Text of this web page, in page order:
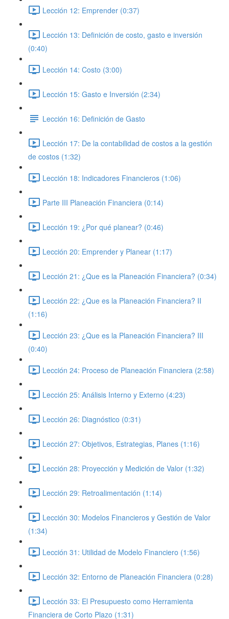
Lección 12: Emprender (0:37)
Lección 13: Definición de costo, gasto e inversión
(0:40)
Lección 14: Costo (3:00)
Lección 15: Gasto e Inversión (2:34)
Lección 16: Definición de Gasto
Lección 17: De la contabilidad de costos a la gestión
de costos (1:32)
Lección 18: Indicadores Financieros (1:06)
Parte III Planeación Financiera (0:14)
Lección 19: ¿Por qué planear? (0:46)
Lección 20: Emprender y Planear (1:17)
Lección 21: ¿Que es la Planeación Financiera? (0:34)
Lección 22: ¿Que es la Planeación Financiera? II
(1:16)
Lección 23: ¿Que es la Planeación Financiera? III
(0:40)
Lección 24: Proceso de Planeación Financiera (2:58)
Lección 25: Análisis Interno y Externo (4:23)
Lección 26: Diagnóstico (0:31)
Lección 27: Objetivos, Estrategias, Planes (1:16)
Lección 28: Proyección y Medición de Valor (1:32)
Lección 29: Retroalimentación (1:14)
Lección 30: Modelos Financieros y Gestión de Valor
(1:34)
Lección 31: Utilidad de Modelo Financiero (1:56)
Lección 32: Entorno de Planeación Financiera (0:28)
Lección 33: El Presupuesto como Herramienta
Financiera de Corto Plazo (1:31)